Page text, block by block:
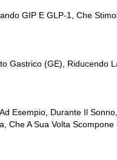
GIP E GLP-1, Che
Gastrico (GE),
Esempio, Durante Il
A Sua Volta